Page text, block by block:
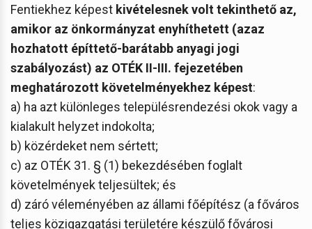
Fentiekhez képest kivételesnek volt tekinthető az,
amikor az önkormányzat enyhíthetett (azaz
hozhatott építtető-barátabb anyagi jogi
szabályozást) az OTÉK II-III. fejezetében
meghatározott követelményekhez képest:
a) ha azt különleges településrendezési okok vagy a
kialakult helyzet indokolta;
b) közérdeket nem sértett;
c) az OTÉK 31. § (1) bekezdésében foglalt
követelmények teljesültek; és
d) záró véleményében az állami főépítész (a főváros
teljes közigazgatási területére készülő fővárosi